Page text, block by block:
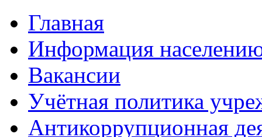
Главная
Информация
Вакансии
Учётная политика
Антикоррупционная